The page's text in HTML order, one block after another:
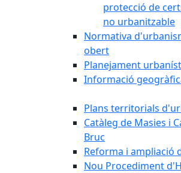
protecció de
no urbanitzable
Normativa
obert
Planejament
Informació
Plans territorials
Catàleg de Masies i
Bruc
Reforma i ampliació
Nou Procediment